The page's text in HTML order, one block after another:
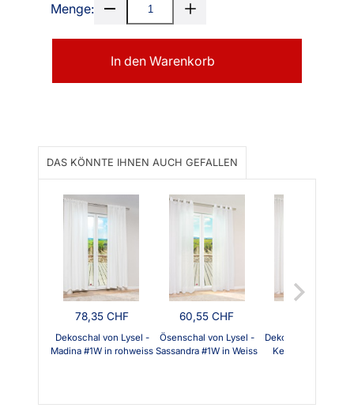
Menge:
In den Warenkorb
DAS KÖNNTE IHNEN AUCH GEFALLEN
78,35 CHF
Dekoschal von Lysel -
Madina #1W in rohweiss
60,55 CHF
Ösenschal von Lysel -
Sassandra #1W in Weiss
Dekoschal von
Keta #1W in Weiss